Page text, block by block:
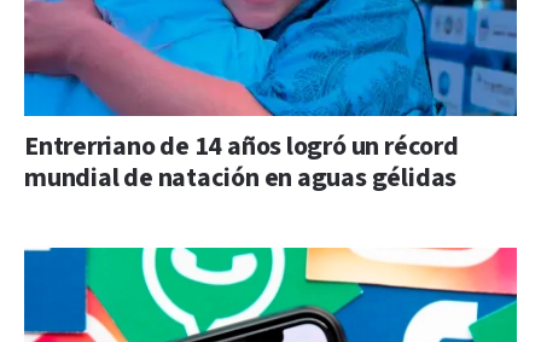
Entrerriano de 14 años logró un récord
mundial de natación en aguas gélidas